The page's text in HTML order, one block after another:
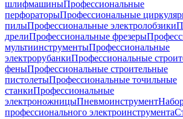
шлифмашиныПрофессиональные
перфораторыПрофессиональные
пилыПрофессиональные электролобзики
дрелиПрофессиональные фрезеры
мультиинструментыПрофессиональные
электрорубанкиПрофессиональные
феныПрофессиональные строительные
пистолетыПрофессиональные точильные
станкиПрофессиональные
электроножницыПневмоинструмент
профессионального электроинструмента